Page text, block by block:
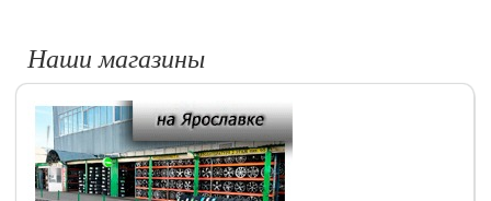
Наши магазины